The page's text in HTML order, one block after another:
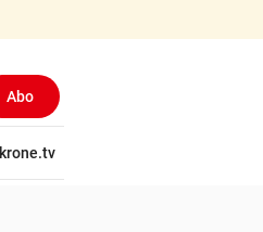
Abo
krone.tv